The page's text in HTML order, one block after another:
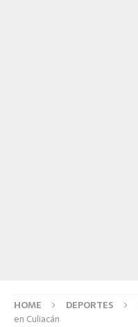
HOME DEPORTES
en Culiacán